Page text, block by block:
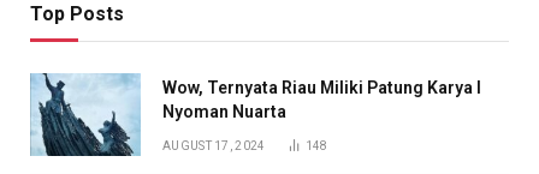
Top Posts
Wow, Ternyata Riau Miliki Patung Karya I
Nyoman Nuarta
AUGUST 17, 2024 148